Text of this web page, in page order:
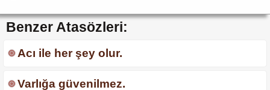
Benzer Atasözleri:
Acı ile her şey olur.
Varlığa güvenilmez.